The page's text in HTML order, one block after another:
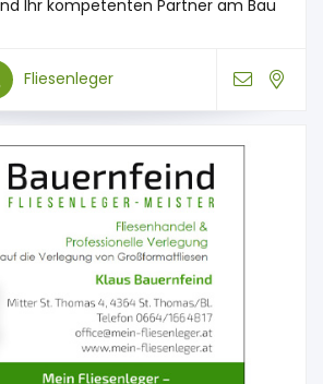
Ihr kompetenten Partner am Bau
Fliesenleger